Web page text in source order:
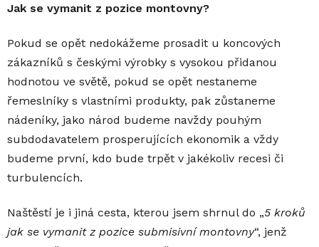
Jak se vymanit z pozice montovny?
Pokud se opět nedokážeme prosadit u koncových
zákazníků s českými výrobky s vysokou přidanou
hodnotou ve světě, pokud se opět nestaneme
řemeslníky s vlastními produkty, pak zůstaneme
nádeníky, jako národ budeme navždy pouhým
subdodavatelem prosperujících ekonomik a vždy
budeme první, kdo bude trpět v jakékoliv recesi či
turbulencích.
Naštěstí je i jiná cesta, kterou jsem shrnul do „5 kroků
jak se vymanit z pozice submisivní montovny“, jenž